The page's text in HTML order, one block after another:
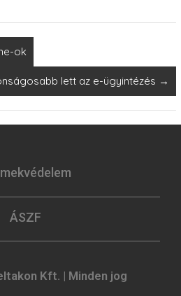
ok
lett az e-ügyintézés →
ÁSZF
Kft. | Minden jog